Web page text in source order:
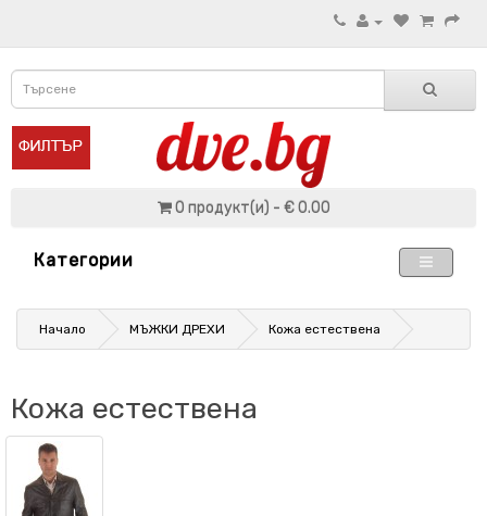
0 продукт(и) - € 0.00
Категории
Начало МЪЖКИ ДРЕХИ Кожа естествена
Кожа естествена